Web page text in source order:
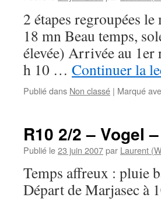
2 étapes regroupées
18 mn Beau temps,
élevée) Arrivée au
h 10 … Continuer la
Publié dans Non classé | Marqué
R10 2/2 – Vogel
Publié le23 juin 2007par Laurent
Temps affreux : pluie
Départ de Marjasec à